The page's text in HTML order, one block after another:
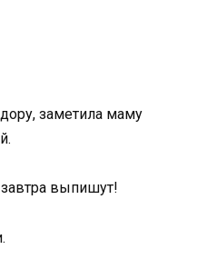
заметила маму
выпишут!